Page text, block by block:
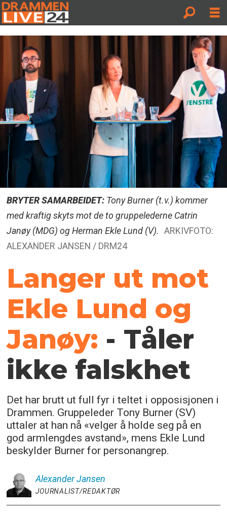
BRYTER SAMARBEIDET: Tony Burner (t.v.) kommer
med kraftig skyts mot de to gruppelederne Catrin
Janøy (MDG) og Herman Ekle Lund (V). ARKIVFOTO:
ALEXANDER JANSEN / DRM24
Langer ut mot
Ekle Lund og
Janøy: - Tåler
ikke falskhet
Det har brutt ut full fyr i teltet i opposisjonen i
Drammen. Gruppeleder Tony Burner (SV)
uttaler at han nå «velger å holde seg på en
god armlengdes avstand», mens Ekle Lund
beskylder Burner for personangrep.
Alexander Jansen
JOURNALIST/REDAKTØR